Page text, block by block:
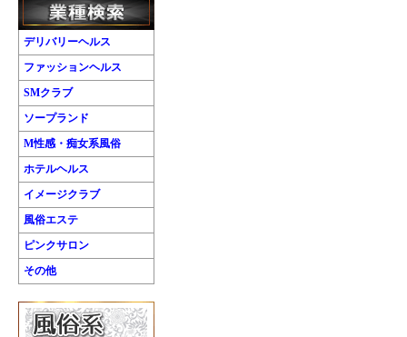
デリバリーヘルス
ファッションヘルス
SMクラブ
ソープランド
M性感・痴女系風俗
ホテルヘルス
イメージクラブ
風俗エステ
ピンクサロン
その他